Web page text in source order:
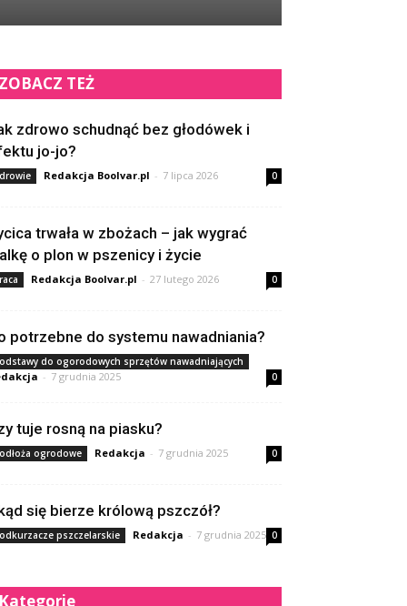
ZOBACZ TEŻ
zdrowo schudnąć bez głodówek i
jo-jo?
Redakcja Boolvar.pl - 7 lipca 2026 0
trwała w zbożach – jak wygrać
o plon w pszenicy i życie
Redakcja Boolvar.pl - 27 lutego 2026 0
potrzebne do systemu nawadniania?
do ogorodowych sprzętów nawadniających
- 7 grudnia 2025 0
tuje rosną na piasku?
ogrodowe Redakcja - 7 grudnia 2025 0
się bierze królową pszczół?
pszczelarskie Redakcja - 7 grudnia 2025 0
Kategorie